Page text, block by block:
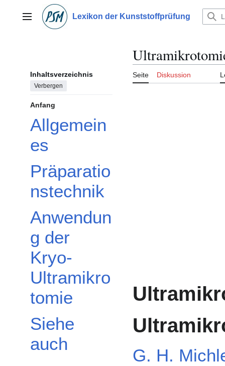
springenHauptmenü Lexikon der Kunststoffprüfung
Inhaltsverzeichnis
Verbergen
Anfang
Allgemein
es
Präparatio
nstechnik
Anwendun
g der
Kryo-
Ultramikro
tomie
Siehe
auch
Seite Diskussion
G. H.